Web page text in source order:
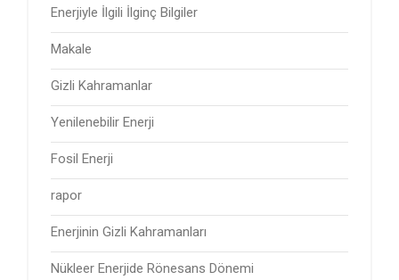
Enerjiyle İlgili İlginç Bilgiler
Makale
Gizli Kahramanlar
Yenilenebilir Enerji
Fosil Enerji
rapor
Enerjinin Gizli Kahramanları
Nükleer Enerjide Rönesans Dönemi